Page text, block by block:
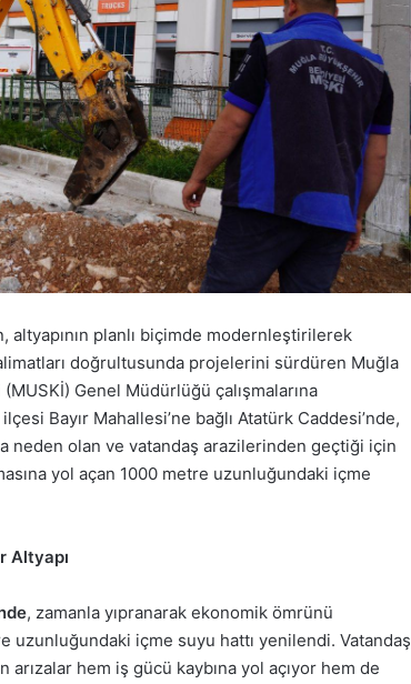
altyapının planlı biçimde modernleştirilerek
doğrultusunda projelerini sürdüren Muğla
Genel Müdürlüğü çalışmalarına
Bayır Mahallesi’ne bağlı Atatürk Caddesi’nde,
neden olan ve vatandaş arazilerinden geçtiği için
yol açan 1000 metre uzunluğundaki içme
Altyapı
, zamanla yıpranarak ekonomik ömrünü
uzunluğundaki içme suyu hattı yenilendi. Vatandaş
hem iş gücü kaybına yol açıyor hem de